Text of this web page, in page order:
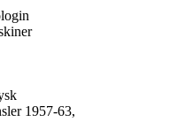
1957-63,